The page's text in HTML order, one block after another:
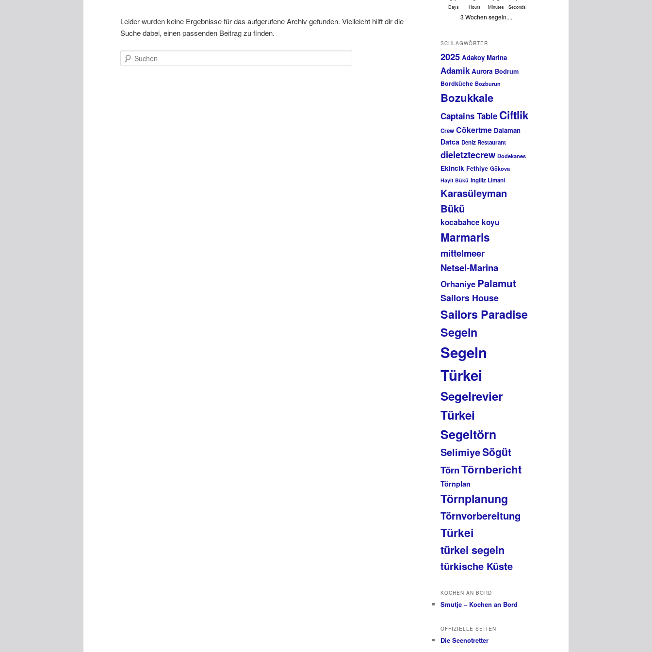
Leider wurden keine Ergebnisse für das aufgerufene Archiv gefunden. Vielleicht hilft dir die
Suche dabei, einen passenden Beitrag zu finden.
Suchen
Days Hours Minutes Seconds
3 Wochen segeln....
SCHLAGWÖRTER
2025 Adakoy Marina
Adamik Aurora Bodrum
Bordküche Bozburun
Bozukkale
Captains Table Ciftlik
Crew Cökertme Dalaman
Datca Deniz Restaurant
dieletztecrew Dodekanes
Ekincik Fethiye Gökova
Hayit Bükü Ingiliz Limani
Karasüleyman
Bükü
kocabahce koyu
Marmaris
mittelmeer
Netsel-Marina
Orhaniye Palamut
Sailors House
Sailors Paradise
Segeln
Segeln
Türkei
Segelrevier
Türkei
Segeltörn
SelimiyeSögüt
TörnTörnbericht
Törnplan
Törnplanung
Törnvorbereitung
Türkei
türkei segeln
türkische Küste
KOCHEN AN BORD
Smutje – Kochen an Bord
OFFIZIELLE SEITEN
Die Seenotretter